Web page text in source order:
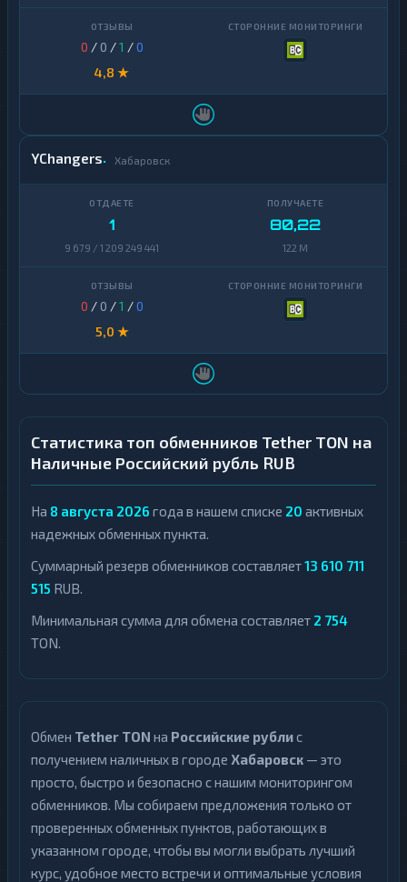
0 / 0 /1 /0
4,8 ★
YChangers Хабаровск
1
9 679 / 1 209 249 441
80,22
122 M
0 / 0 /1 /0
5,0 ★
Статистика топ обменников Tether TON на
Наличные Российский рубль RUB
На 8 августа 2026 года в нашем списке 20 активных
надежных обменных пункта.
Суммарный резерв обменников составляет13 610 711
515 RUB.
Минимальная сумма для обмена составляет 2 754
TON.
Обмен Tether TON на Российские рублис
получением наличных в городе Хабаровск — это
просто, быстро и безопасно с нашим мониторингом
обменников. Мы собираем предложения только от
проверенных обменных пунктов, работающих в
указанном городе, чтобы вы могли выбрать лучший
курс, удобное место встречи и оптимальные условия